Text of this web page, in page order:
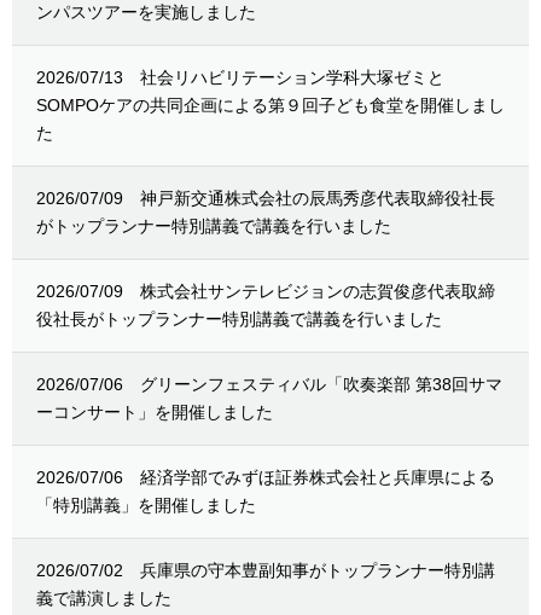
ンパスツアーを実施しました
2026/07/13
社会リハビリテーション学科大塚ゼミと
SOMPOケアの共同企画による第９回子ども食堂を開催しまし
た
2026/07/09
神戸新交通株式会社の辰馬秀彦代表取締役社長
がトップランナー特別講義で講義を行いました
2026/07/09
株式会社サンテレビジョンの志賀俊彦代表取締
役社長がトップランナー特別講義で講義を行いました
2026/07/06
グリーンフェスティバル「吹奏楽部 第38回サマ
ーコンサート」を開催しました
2026/07/06
経済学部でみずほ証券株式会社と兵庫県による
「特別講義」を開催しました
2026/07/02
兵庫県の守本豊副知事がトップランナー特別講
義で講演しました